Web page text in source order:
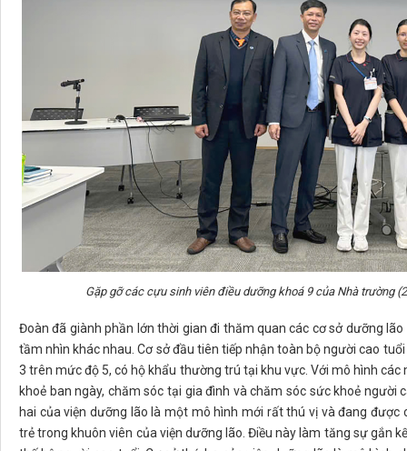
Gặp gỡ các cựu sinh viên điều dưỡng khoá 9 của Nhà trường
Đoàn đã giành phần lớn thời gian đi thăm quan các cơ sở dưỡng
tầm nhìn khác nhau. Cơ sở đầu tiên tiếp nhận toàn bộ người cao
3 trên mức độ 5, có hộ khẩu thường trú tại khu vực. Với mô hình
khoẻ ban ngày, chăm sóc tại gia đình và chăm sóc sức khoẻ
hai của viện dưỡng lão là một mô hình mới rất thú vị và đang
trẻ trong khuôn viên của viện dưỡng lão. Điều này làm tăng sự gắn